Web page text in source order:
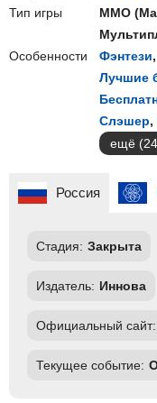
Тип игры
ММО (
Особенности
Фэнтези,
Лучшие
Слэшер,
ещё
Россия
Стадия: Закрыта
Издатель: Иннова
Официальный сайт:
Текущее событие: